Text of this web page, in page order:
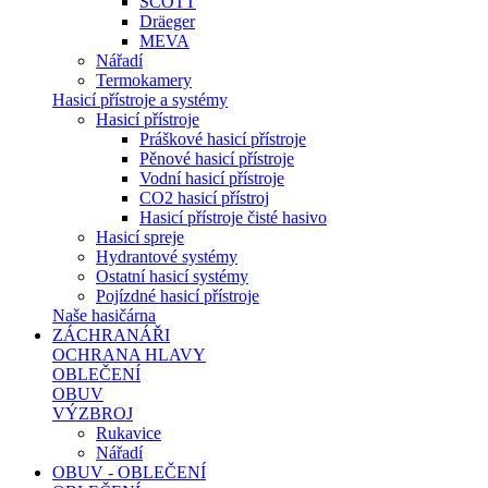
Dräeger
MEVA
Nářadí
Termokamery
Hasicí přístroje a systémy
Hasicí přístroje
Práškové hasicí přístroje
Pěnové hasicí přístroje
Vodní hasicí přístroje
CO2 hasicí přístroj
Hasicí přístroje čisté hasivo
Hasicí spreje
Hydrantové systémy
Ostatní hasicí systémy
Pojízdné hasicí přístroje
Naše hasičárna
ZÁCHRANÁŘI
OCHRANA HLAVY
OBLEČENÍ
OBUV
VÝZBROJ
Rukavice
Nářadí
OBUV - OBLEČENÍ